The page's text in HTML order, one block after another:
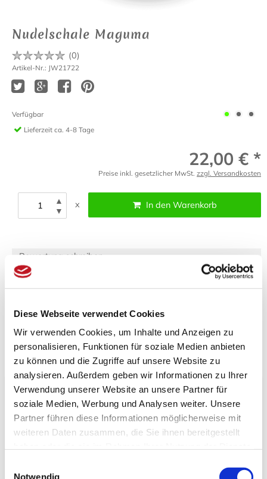
Diese Webseite verwendet Cookies
Wir verwenden Cookies, um Inhalte und Anzeigen zu
personalisieren, Funktionen für soziale Medien anbieten
zu können und die Zugriffe auf unsere Website zu
analysieren. Außerdem geben wir Informationen zu Ihrer
Verwendung unserer Website an unsere Partner für
soziale Medien, Werbung und Analysen weiter. Unsere
Partner führen diese Informationen möglicherweise mit
weiteren Daten zusammen, die Sie ihnen bereitgestellt
Notwendig
Nudelschale Maguma
(0)
Artikel-Nr.: JW21722
Verfügbar
Lieferzeit ca. 4-8 Tage
22,00 € *
Preise inkl. gesetzlicher MwSt. zzgl. Versandkosten
▲
▼
x In den Warenkorb
Bewertung schreiben
Fragen zum Artikel?
Artikel vergleichen
Merkzettel
Beschreibung Bewertungen (0)
Produktinformationen "Nudelschale Maguma"
Spezifikationen
Länge:
20,5 cm
Breite:
20,5 cm
Artikel­gewicht: